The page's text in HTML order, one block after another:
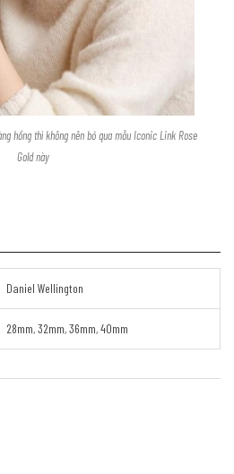
hồng thì không nên bỏ qua mẫu Iconic Link Rose
Gold này
Daniel Wellington
28mm,32mm,36mm,40mm